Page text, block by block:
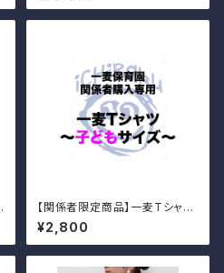
【関係者限定商品】一麦Tシャツ
（子どもサイズ）
¥2,800